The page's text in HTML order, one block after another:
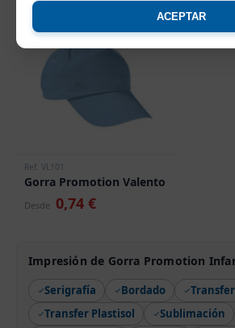
ACEPTAR
Ref. VL101
Gorra Promotion Valento
Desde 0,74 €
Impresión de Gorra Promotion
Serigrafía Bordado
Transfer Plastisol
Sublimación